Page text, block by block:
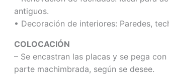
antiguos.
• Decoración de interiores: Paredes,
COLOCACIÓN
– Se encastran las placas y se pega
parte machimbrada, según se desee.